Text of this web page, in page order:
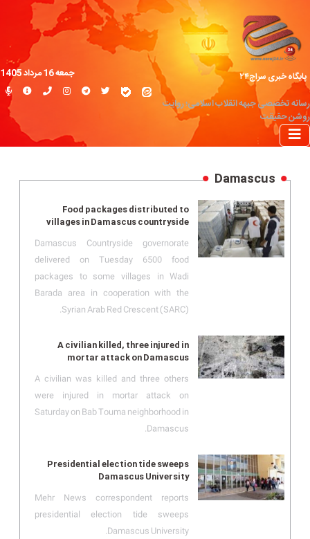
پایگاه خبری سراج۲۴
رسانه تخصصی جبهه انقلاب اسلامی؛ روایت
روشن حقیقت
جمعه 16 مرداد 1405
Damascus
Food packages distributed to
villages in Damascus countryside
Damascus Countryside governorate
delivered on Tuesday 6500 food
packages to some villages in Wadi
Barada area in cooperation with the
Syrian Arab Red Crescent (SARC).
A civilian killed, three injured in
mortar attack on Damascus
A civilian was killed and three others
were injured in mortar attack on
Saturday on Bab Touma neighborhood in
Damascus.
Presidential election tide sweeps
Damascus University
Mehr News correspondent reports
presidential election tide sweeps
Damascus University.